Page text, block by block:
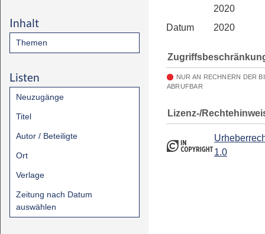
Inhalt
Themen
Listen
Neuzugänge
Titel
Autor / Beteiligte
Ort
Verlage
Zeitung nach Datum
auswählen
2020
Datum
2020
NUR AN RECHNERN DER
ABRUFBAR
Lizenz-/
1.0